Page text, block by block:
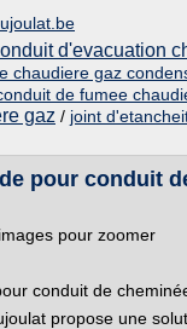
d'evacuation
chaudiere gaz
de fumee
gaz / joint
pour conduit
pour zoomer
conduit de
propose une